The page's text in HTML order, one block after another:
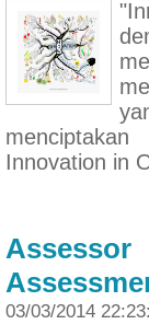
Innovation in
03/03/2014